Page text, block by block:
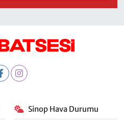
Sinop Hava Durumu